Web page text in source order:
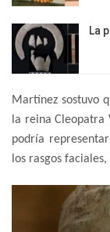
La
Martínez sostuvo
la reina Cleopatra
podría
los rasgos